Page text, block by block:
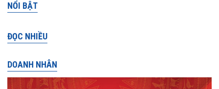
NỔI BẬT
ĐỌC NHIỀU
DOANH NHÂN